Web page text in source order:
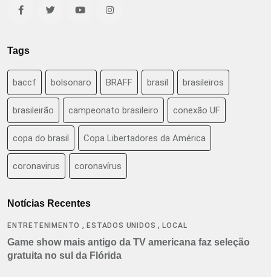
Tags
baccf bolsonaro BRAFF brasil brasileiros
brasileirão campeonato brasileiro conexão UF
copa do brasil Copa Libertadores da América
coronavirus coronavírus
Notícias Recentes
ENTRETENIMENTO ,ESTADOS UNIDOS ,LOCAL
Game show mais antigo da TV americana faz seleção
gratuita no sul da Flórida